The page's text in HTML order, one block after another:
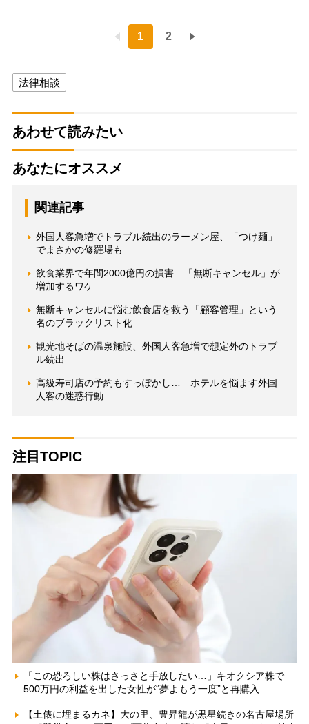
1 2
法律相談
あわせて読みたい
あなたにオススメ
関連記事
外国人客急増でトラブル続出のラーメン屋、「つけ麺」
でまさかの修羅場も
飲食業界で年間2000億円の損害 「無断キャンセル」が
増加するワケ
無断キャンセルに悩む飲食店を救う「顧客管理」という
名のブラックリスト化
観光地そばの温泉施設、外国人客急増で想定外のトラブ
ル続出
高級寿司店の予約もすっぽかし… ホテルを悩ます外国
人客の迷惑行動
注目TOPIC
「この恐ろしい株はさっさと手放したい…」キオクシア株で
500万円の利益を出した女性が“夢よもう一度”と再購入
【土俵に埋まるカネ】大の里、豊昇龍が黒星続きの名古屋場所